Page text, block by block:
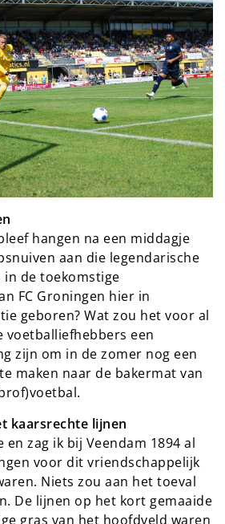
hangen na een middagje
aan die legendarische
in de toekomstige
FC Groningen hier in
geboren? Wat zou het voor al
voetballiefhebbers een
zijn om in de zomer nog een
maken naar de bakermat van
kaarsrechte lijnen
en zag ik bij Veendam 1894 al
voor dit vriendschappelijk
Niets zou aan het toeval
De lijnen op het kort gemaaide
gras van het hoofdveld waren